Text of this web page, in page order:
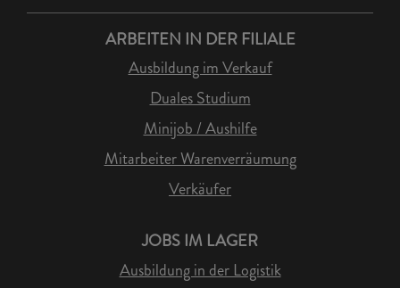
ARBEITEN IN DER FILIALE
Ausbildung im Verkauf
Duales Studium
Minijob / Aushilfe
Mitarbeiter Warenverräumung
Verkäufer
JOBS IM LAGER
Ausbildung in der Logistik